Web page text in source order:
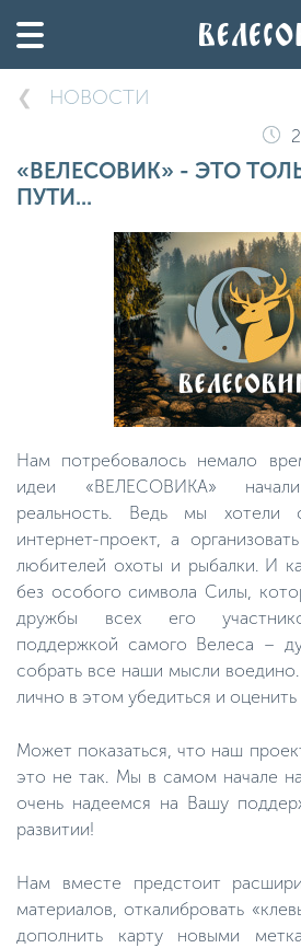
НОВОСТИ
«ВЕЛЕСОВИК» - ЭТО
ПУТИ...
Нам потребовалось немало
идеи «ВЕЛЕСОВИКА»
реальность. Ведь мы хотели
интернет-проект, а
любителей охоты и рыбалки. И
без особого символа Силы,
дружбы всех его
поддержкой самого Велеса –
собрать все наши мысли
лично в этом убедиться и
Может показаться, что наш
это не так. Мы в самом начале
очень надеемся на Вашу
развитии!
Нам вместе предстоит
материалов, откалибровать
дополнить карту новыми